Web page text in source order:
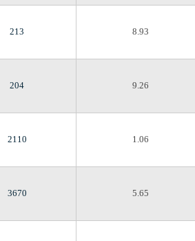
213 8.93
204 9.26
2110 1.06
3670 5.65